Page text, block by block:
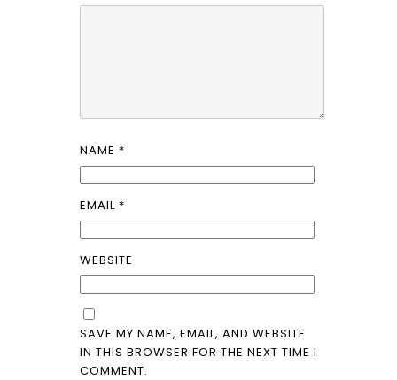
NAME *
EMAIL *
WEBSITE
SAVE MY NAME, EMAIL, AND WEBSITE
IN THIS BROWSER FOR THE NEXT TIME I
COMMENT.